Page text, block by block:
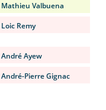
Mathieu Valbuena
Loic Remy
André Ayew
André-Pierre Gignac